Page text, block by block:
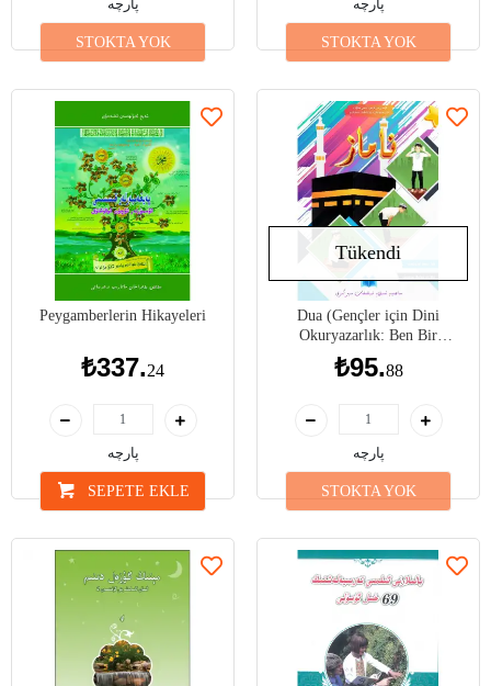
پارچە
STOKTA YOK
پارچە
STOKTA YOK
Tükendi
Dua (Gençler için Dini
Okuryazarlık: Ben Bir
Müslümanım Serisi)
₺95.88
پارچە
STOKTA YOK
Peygamberlerin Hikayeleri
₺337.24
پارچە
SEPETE EKLE